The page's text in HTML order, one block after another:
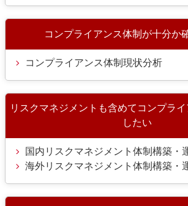
コンプライアンス体制が十分か
コンプライアンス体制現状分析
リスクマネジメントも含めて コンプラ
したい
国内リスクマネジメント体制構築・
海外リスクマネジメント体制構築・